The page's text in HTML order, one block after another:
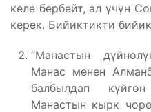
келе бербейт, ал үчүн
керек. Бийиктикти
“Манастын
Манас менен
балбылдап
Манастын кырк